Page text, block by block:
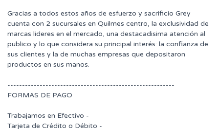
Gracias a todos estos años de esfuerzo y sacrificio Grey
cuenta con 2 sucursales en Quilmes centro, la exclusividad de
marcas lideres en el mercado, una destacadisima atención al
publico y lo que considera su principal interés: la confianza de
sus clientes y la de muchas empresas que depositaron
productos en sus manos.
---------------------------------------------------------
FORMAS DE PAGO
Trabajamos en Efectivo -
Tarjeta de Crédito o Débito -